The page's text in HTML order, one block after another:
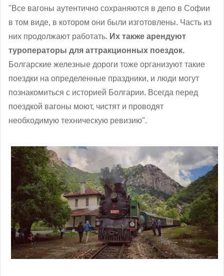
"Все вагоны аутентично сохраняются в депо в Софии
в том виде, в котором они были изготовлены. Часть из
них продолжают работать. Их также арендуют
туроператоры для аттракционных поездок.
Болгарские железные дороги тоже организуют такие
поездки на определенные праздники, и люди могут
познакомиться с историей Болгарии. Всегда перед
поездкой вагоны моют, чистят и проводят
необходимую техническую ревизию".